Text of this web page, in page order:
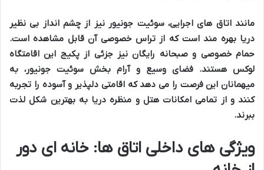
ماننداتاق های اجرایی،سوئیت جونیور نیز از چشم انداز بی نظیر
دریا بهره مند است که ازتراس خصوصیآن قابل مشاهده است.
حمام خصوصی وصبحانه رایگاننیز جزئی ازپکیج این اقامتگاه
لوکس هستند. فضای وسیع وآرام بخش سوئیت جونیور، به
میهمانان این فرصت را می دهد کهاقامتی دلپذیر وآسوده را تجربه
کنند و از تمامی امکانات هتل و منظره دریا به بهترین شکل لذت
ببرند.
ویژگی های داخلی اتاق ها: خانه ای دور